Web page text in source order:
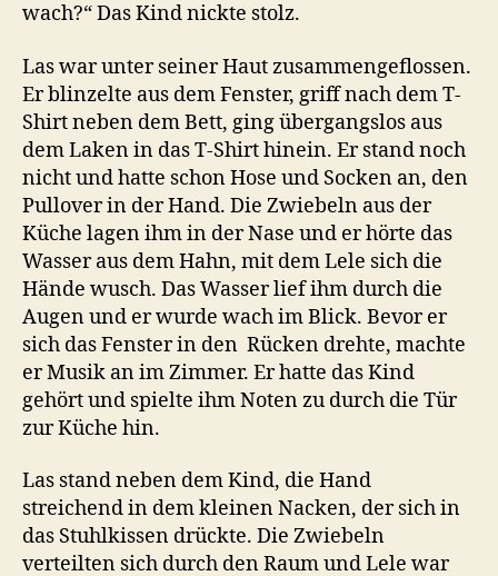
wach?“ Das Kind nickte stolz.
Las war unter seiner Haut zusammengeflossen.
Er blinzelte aus dem Fenster, griff nach dem T-
Shirt neben dem Bett, ging übergangslos aus
dem Laken in das T-Shirt hinein. Er stand noch
nicht und hatte schon Hose und Socken an, den
Pullover in der Hand. Die Zwiebeln aus der
Küche lagen ihm in der Nase und er hörte das
Wasser aus dem Hahn, mit dem Lele sich die
Hände wusch. Das Wasser lief ihm durch die
Augen und er wurde wach im Blick. Bevor er
sich das Fenster in den Rücken drehte, machte
er Musik an im Zimmer. Er hatte das Kind
gehört und spielte ihm Noten zu durch die Tür
zur Küche hin.
Las stand neben dem Kind, die Hand
streichend in dem kleinen Nacken, der sich in
das Stuhlkissen drückte. Die Zwiebeln
verteilten sich durch den Raum und Lele war